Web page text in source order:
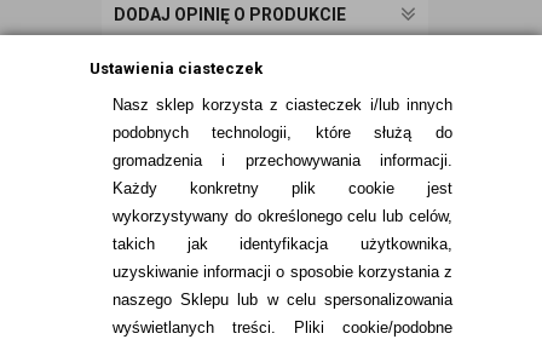
Ustawienia ciasteczek
Nasz sklep korzysta z ciasteczek i/lub innych
podobnych technologii, które służą do
gromadzenia i przechowywania informacji.
Każdy konkretny plik cookie jest
wykorzystywany do określonego celu lub celów,
takich jak identyfikacja użytkownika,
uzyskiwanie informacji o sposobie korzystania z
naszego Sklepu lub w celu spersonalizowania
wyświetlanych treści.
Pliki cookie/podobne
DODAJ OPINIĘ O PRODUKCIE
INFORMACJE KONTAKTOWE